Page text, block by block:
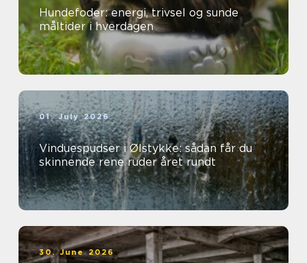
Hundefoder: energi, trivsel og sunde
måltider i hverdagen
01. July 2026
Vinduespudser i Ølstykke: sådan får du
skinnende rene ruder året rundt
30. June 2026